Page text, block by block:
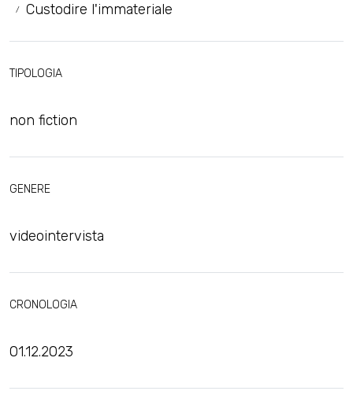
Custodire l'immateriale
TIPOLOGIA
non fiction
GENERE
videointervista
CRONOLOGIA
01.12.2023